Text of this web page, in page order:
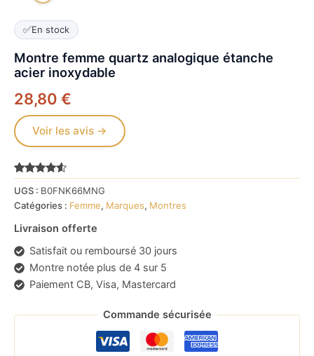
✅En stock
Montre femme quartz analogique étanche
acier inoxydable
28,80 €
Voir les avis →
sur 5
basé sur
notations
client
UGS : B0FNK66MNG
Catégories : Femme, Marques, Montres
Livraison offerte
Satisfait ou remboursé 30 jours
Montre notée plus de 4 sur 5
Paiement CB, Visa, Mastercard
Commande sécurisée